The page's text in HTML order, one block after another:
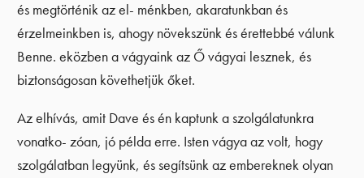
és megtörténik az el- ménkben, akaratunkban és
érzelmeinkben is, ahogy növekszünk és érettebbé válunk
Benne. eközben a vágyaink az Ő vágyai lesznek, és
biztonságosan követhetjük őket.
Az elhívás, amit Dave és én kaptunk a szolgálatunkra
vonatko- zóan, jó példa erre. Isten vágya az volt, hogy
szolgálatban legyünk, és segítsünk az embereknek olyan